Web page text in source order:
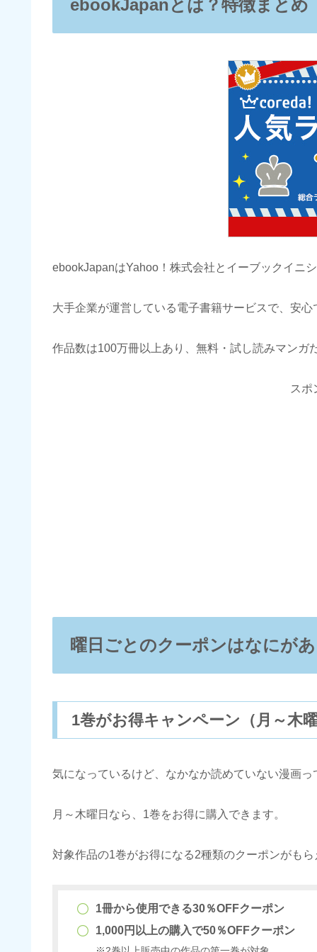
ebookJapanとは？特徴まとめ
ebookJapanはYahoo！株式会社とイーブックイニ
大手企業が運営している電子書籍サービスで、安心
作品数は100万冊以上あり、無料・試し読みマンガ
スポ
曜日ごとのクーポンはなにが
1巻がお得キャンペーン（月～木
気になっているけど、なかなか読めていない漫画っ
月～木曜日なら、1巻をお得に購入できます。
対象作品の1巻がお得になる2種類のクーポンがも
1冊から使用できる30％OFFクーポン
1,000円以上の購入で50％OFFクーポン